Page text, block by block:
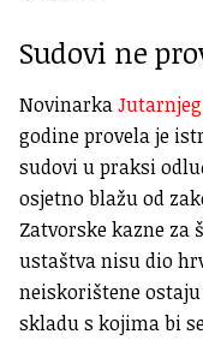
Sudovi ne
Novinarka
godine provela je
sudovi u praksi
osjetno blažu od
Zatvorske kazne za
ustaštva nisu dio
neiskorištene
skladu s kojima bi